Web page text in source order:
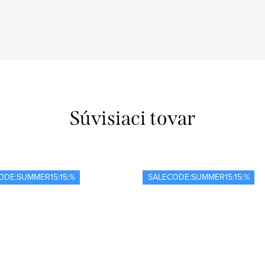
Súvisiaci tovar
SALECODE:SUMMER15:15:%